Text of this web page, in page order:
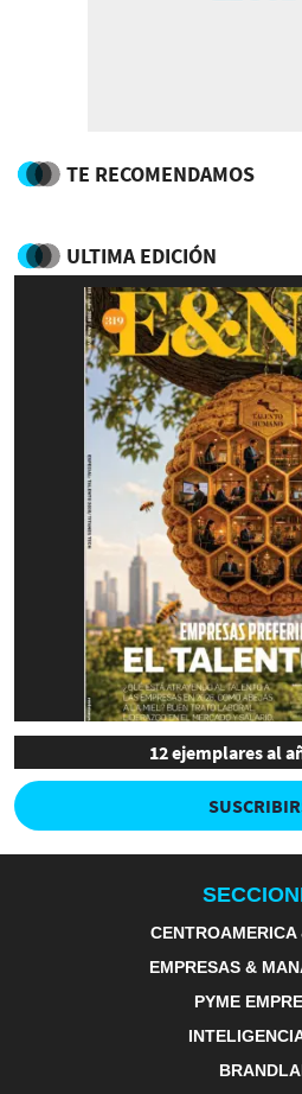
TE RECOMENDAMOS
ULTIMA EDICIÓN
12 ejemplares al
CENTROAMERICA
EMPRESAS &
PYME